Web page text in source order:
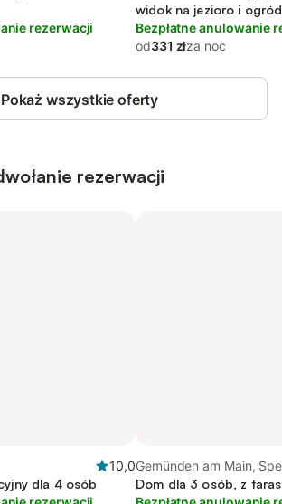
rezerwacji
widok na jezioro i ogród
Bezpłatne anulowanie
od331 złza noc
Pokaż wszystkie oferty
rezerwacji
10,0
dla 4 osób
Gemünden am Main,
Mainland
Dom dla 3 osób, z taras